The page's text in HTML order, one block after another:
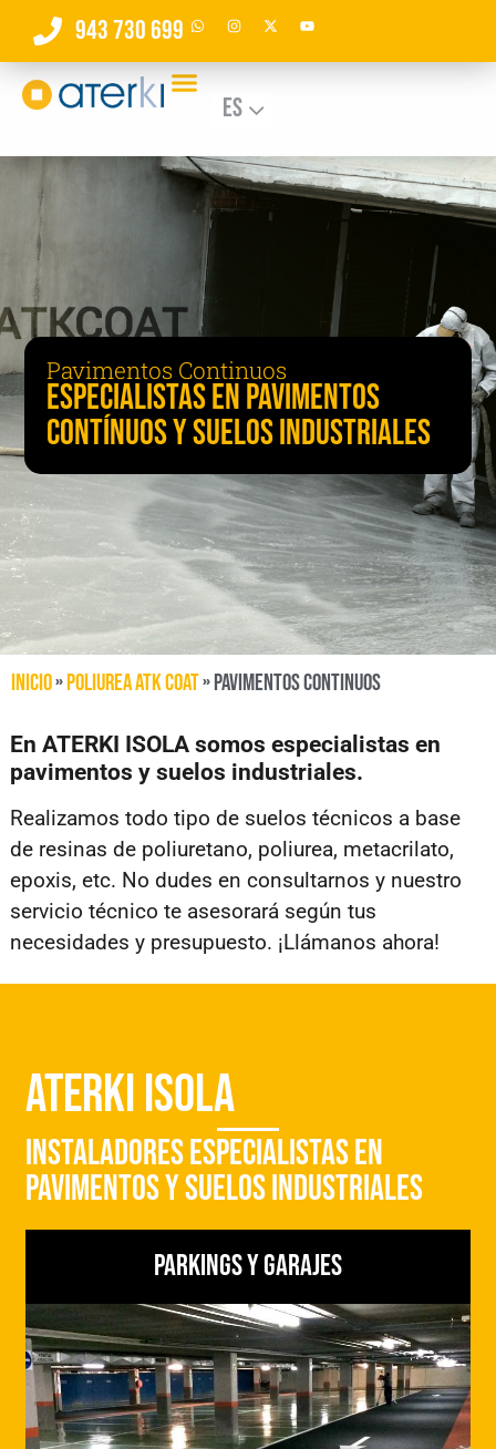
943 730 699
Es
Pavimentos Continuos
Especialistas en Pavimentos
Contínuos y suelos industriales
Inicio»Poliurea ATK Coat»Pavimentos Continuos
En ATERKI ISOLA somos especialistas en
pavimentos y suelos industriales.
Realizamos todo tipo de suelos técnicos a base
de resinas de poliuretano, poliurea, metacrilato,
epoxis, etc. No dudes en consultarnos y nuestro
servicio técnico te asesorará según tus
necesidades y presupuesto. ¡Llámanos ahora!
Aterki Isola
Instaladores especialistas en
Pavimentos y Suelos Industriales
Parkings y garajes